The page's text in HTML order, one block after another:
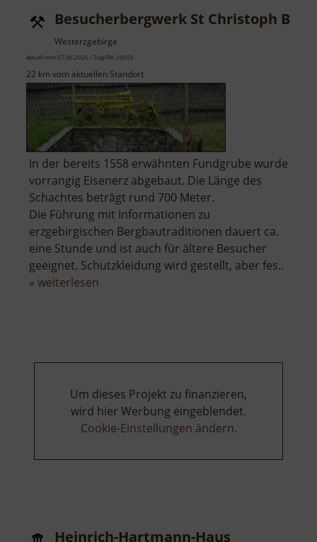
Besucherbergwerk St Christoph
Westerzgebirge
aktuell vom 07.06.2026 / Zugriffe: 26059
22 km vom aktuellen Standort
In der bereits 1558 erwähnten Fundgrube wurde
vorrangig Eisenerz abgebaut. Die Länge des
Schachtes beträgt rund 700 Meter.
Die Führung mit Informationen zu
erzgebirgischen Bergbautraditionen dauert ca.
eine Stunde und ist auch für ältere Besucher
geeignet. Schutzkleidung wird gestellt, aber fes..
» weiterlesen
Um dieses Projekt zu finanzieren,
wird hier Werbung eingeblendet.
Cookie-Einstellungen ändern.
Heinrich-Hartmann-Haus